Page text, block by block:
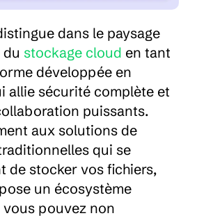
dans le paysage
stockage cloud en tant
développée en
allie sécurité complète et
puissants.
aux solutions de
qui se
de stocker vos fichiers,
un écosystème
vous pouvez non